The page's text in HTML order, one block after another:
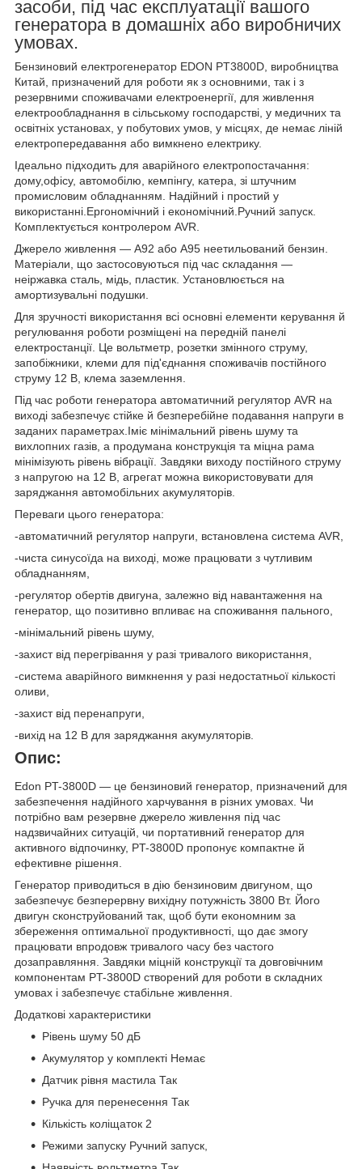
засоби, під час експлуатації вашого
генератора в домашніх або виробничих
умовах.
Бензиновий електрогенератор EDON PT3800D, виробництва
Китай, призначений для роботи як з основними, так і з
резервними споживачами електроенергії, для живлення
електрообладнання в сільському господарстві, у медичних та
освітніх установах, у побутових умов, у місцях, де немає ліній
електропередавання або вимкнено електрику.
Ідеально підходить для аварійного електропостачання:
дому,офісу, автомобілю, кемпінгу, катера, зі штучним
промисловим обладнанням. Надійний і простий у
використанні.Ергономічний і економічний.Ручний запуск.
Комплектується контролером AVR.
Джерело живлення — А92 або А95 неетильований бензин.
Матеріали, що застосовуються під час складання —
неіржавка сталь, мідь, пластик. Установлюється на
амортизувальні подушки.
Для зручності використання всі основні елементи керування й
регулювання роботи розміщені на передній панелі
електростанції. Це вольтметр, розетки змінного струму,
запобіжники, клеми для під'єднання споживачів постійного
струму 12 В, клема заземлення.
Під час роботи генератора автоматичний регулятор AVR на
виході забезпечує стійке й безперебійне подавання напруги в
заданих параметрах.Іміє мінімальний рівень шуму та
вихлопних газів, а продумана конструкція та міцна рама
мінімізують рівень вібрації. Завдяки виходу постійного струму
з напругою на 12 В, агрегат можна використовувати для
заряджання автомобільних акумуляторів.
Переваги цього генератора:
-автоматичний регулятор напруги, встановлена система AVR,
-чиста синусоїда на виході, може працювати з чутливим
обладнанням,
-регулятор обертів двигуна, залежно від навантаження на
генератор, що позитивно впливає на споживання пального,
-мінімальний рівень шуму,
-захист від перегрівання у разі тривалого використання,
-система аварійного вимкнення у разі недостатньої кількості
оливи,
-захист від перенапруги,
-вихід на 12 В для заряджання акумуляторів.
Опис:
Edon PT-3800D — це бензиновий генератор, призначений для
забезпечення надійного харчування в різних умовах. Чи
потрібно вам резервне джерело живлення під час
надзвичайних ситуацій, чи портативний генератор для
активного відпочинку, PT-3800D пропонує компактне й
ефективне рішення.
Генератор приводиться в дію бензиновим двигуном, що
забезпечує безперервну вихідну потужність 3800 Вт. Його
двигун сконструйований так, щоб бути економним за
збереження оптимальної продуктивності, що дає змогу
працювати впродовж тривалого часу без частого
дозаправляння. Завдяки міцній конструкції та довговічним
компонентам PT-3800D створений для роботи в складних
умовах і забезпечує стабільне живлення.
Додаткові характеристики
Рівень шуму 50 дБ
Акумулятор у комплекті Немає
Датчик рівня мастила Так
Ручка для перенесення Так
Кількість коліщаток 2
Режими запуску Ручний запуск,